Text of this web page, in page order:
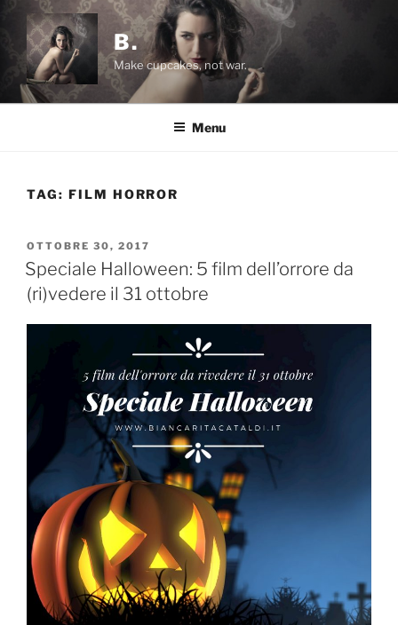
Salta
contenuto
B.
Make cupcakes, not war.
Menu
TAG: FILM HORROR
PUBBLICATO
IL
OTTOBRE 30, 2017
Speciale Halloween: 5 film dell’orrore da
(ri)vedere il 31 ottobre